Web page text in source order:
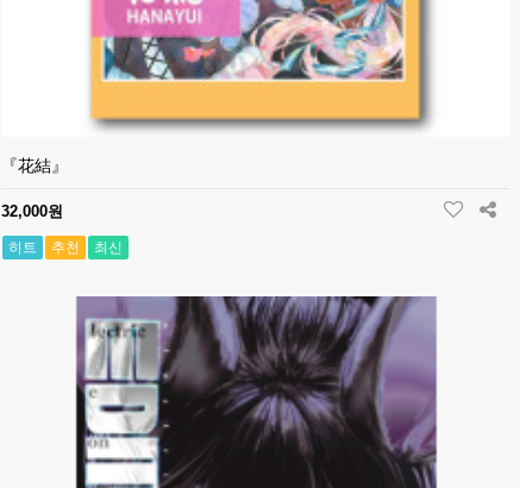
『花結』
32,000원
히트 추천 최신